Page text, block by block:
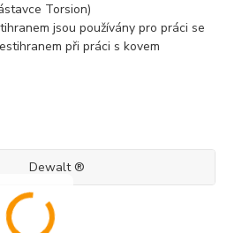
Torsion)
jsou používány pro práci se
při práci s kovem
Dewalt ®